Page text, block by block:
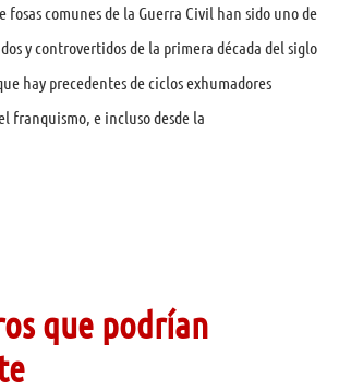
fosas comunes de la Guerra Civil han sido uno de
y controvertidos de la primera década del siglo
hay precedentes de ciclos exhumadores
franquismo, e incluso desde la
que podrían